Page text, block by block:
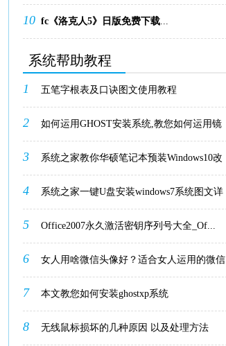
10 fc《洛克人5》日版免费下载...
系统帮助教程
1 五笔字根表及口诀图文使用教程
2 如何运用GHOST安装系统,教您如何运用镜
像装机
3 系统之家教你华硕笔记本预装Windows10改
w...
4 系统之家一键U盘安装windows7系统图文详
细...
5 Office2007永久激活密钥序列号大全_Of...
6 女人用啥微信头像好？适合女人运用的微信
头像_微信
7 本文教您如何安装ghostxp系统
8 无线鼠标损坏的几种原因 以及处理方法